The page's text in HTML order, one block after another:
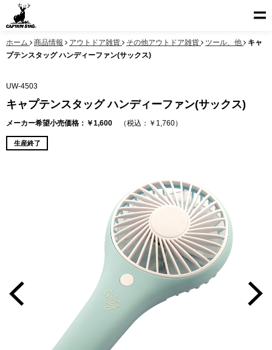
ホーム 商品情報 アウトドア雑貨 その他アウトドア雑貨 ツール、他
キャ
プテンスタッグ ハンディーファン(サックス)
UW-4503
キャプテンスタッグ ハンディーファン(サックス)
メーカー希望小売価格：￥1,600 （税込：￥1,760）
生産終了